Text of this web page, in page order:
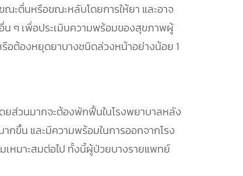
ณะตื่นหรือขณะหลับโดยการให้ยา และอาจ
น ๆ เพื่อประเมินความพร้อมของสุขภาพผู้
อต้องหยุดยาบางชนิดล่วงหน้าอย่างน้อย 1
ส่วนมากจะต้องพักฟื้นในโรงพยาบาลหลัง
กขึ้น และมีความพร้อมในการออกจากโรง
หมาะสมต่อไป ทั้งนี้ผู้ป่วยบางรายแพทย์